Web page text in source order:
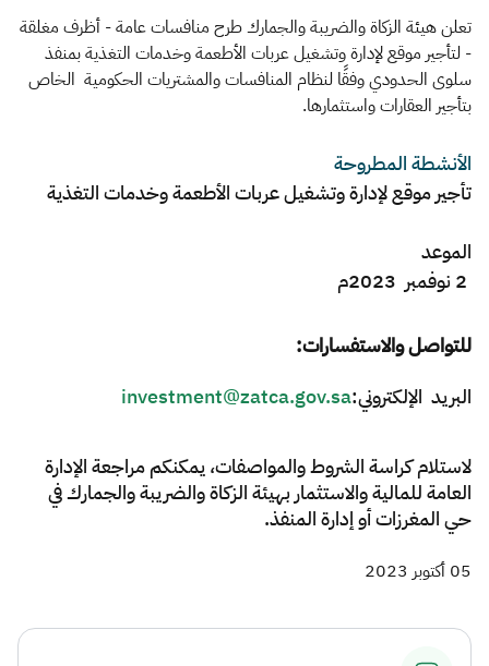
الإقرار الضريبي
التصرفات العقارية
تعلن هيئة الزكاة والضريبة والجمارك طرح منافسات عامة - أظرف مغلقة
- لتأجير موقع لإدارة وتشغيل عربات الأطعمة وخدمات التغذية بمنفذ
سلوى الحدودي وفقًا لنظام المنافسات والمشتريات الحكومية الخاص
بتأجير العقارات واستثمارها.
الأنشطة المطروحة
تأجير موقع لإدارة وتشغيل عربات الأطعمة وخدمات التغذية
الموعد
للتواصل والاستفسارات:
البريد الإلكتروني:investment@zatca.gov.sa
لاستلام كراسة الشروط والمواصفات، يمكنكم مراجعة الإدارة
العامة للمالية والاستثمار بهيئة الزكاة والضريبة والجمارك في
حي المغرزات أو إدارة المنفذ.
05 أكتوبر 2023